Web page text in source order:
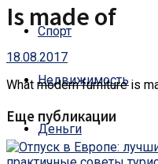
Спорт
Недвижимость
Деньги
Is made of
18.08.2017
What modern furniture is
Еще публикации